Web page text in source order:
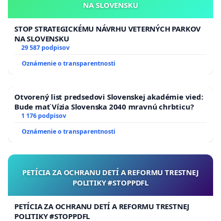
d.) Žiadame vykonať biologický prieskum riešeného
územia s dôrazom na vŕbový lesík. e.) K nulovému
a k navrhovanému variantu žiadame pridať tento
nový variant: Realizovať navrhovanú činnosť tak,
10 metrov od kmeňov okrajových stromov.
Kapacitne vhodnú časť odvodnenia spevnených
v záväznom rozhodnutí navrhovaná činnosť
vyhodnotená tak, že sa nebude posudzovať jej
vplyv na životné prostredie, žiadame mesto Pezinok
aby sa odvolalo a žiadalo posudzovanie v zmysle
NA SLOVENSKU
STOP STRATEGICKÉMU NÁVRHU VETERNÝCH PARKOV
NA SLOVENSKU
29 587 podpisov
Oznámenie o transparentnosti
Otvorený list predsedovi Slovenskej akadémie vied:
Bude mať Vízia Slovenska 2040 mravnú chrbticu?
1 176 podpisov
Oznámenie o transparentnosti
PETÍCIA ZA OCHRANU DETÍ A REFORMU TRESTNEJ
POLITIKY #STOPPDFL
PETÍCIA ZA OCHRANU DETÍ A REFORMU TRESTNEJ
POLITIKY #STOPPDFL